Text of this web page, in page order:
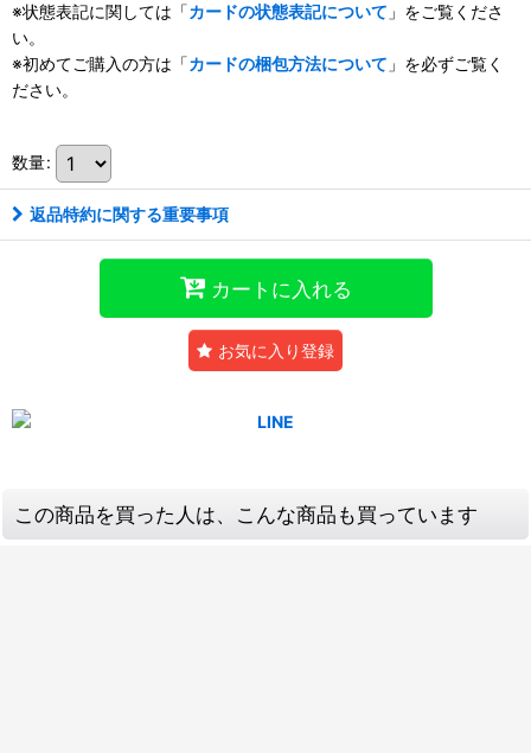
※状態表記に関しては「カードの状態表記について 」をご覧くださ
い。
※初めてご購入の方は「カードの梱包方法について 」を必ずご覧く
ださい。
数量:
返品特約に関する重要事項
カートに入れる
お気に入り登録
この商品を買った人は、こんな商品も買っています